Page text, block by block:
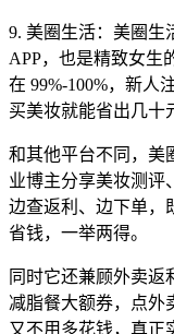
9. 美圈生活：美圈生
APP，也是精致女生
在 99%-100%，新人
买美妆就能省出几十
和其他平台不同，美
业博主分享美妆测评
边查返利、边下单，
省钱，一举两得。
同时它还兼顾外卖返
减脂餐大额券，点外
又不用多花钱，真正